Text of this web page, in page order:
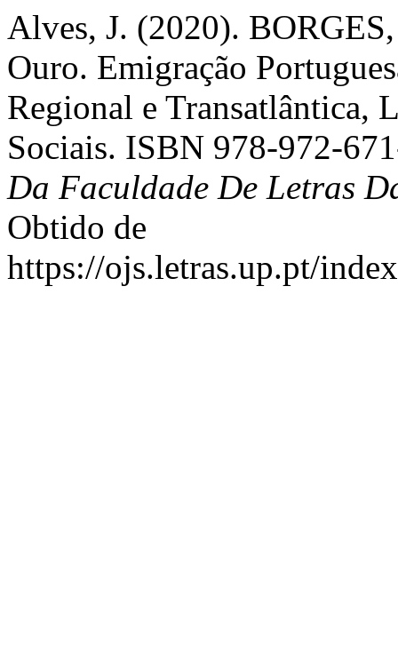
Alves, J. (2020).
Ouro. Emigração
Regional e Transatlântica,
Sociais. ISBN 978-972-
Da Faculdade De Letras
Obtido de
https://ojs.letras.up.pt/